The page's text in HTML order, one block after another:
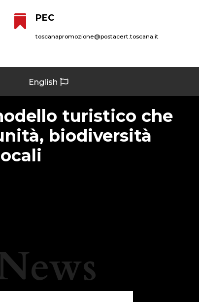
 PEC
toscanapromozione@postacert.toscana.it
English
turistico che
biodiversità